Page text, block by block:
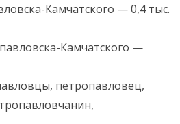
Камчатского — 0,4 тыс.
Камчатского —
петропавловец,